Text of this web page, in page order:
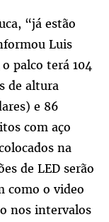
“já estão
Luis
palco terá 104
de altura
e 86
com aço
na
de LED serão
como o video
nos intervalos